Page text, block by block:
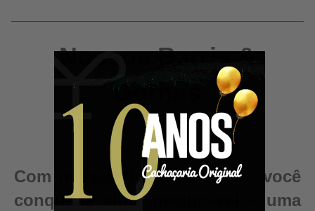
Nossos Barris &
Dornas
Com nossas Dornas e Barris, você
conquista algo inestimável – uma